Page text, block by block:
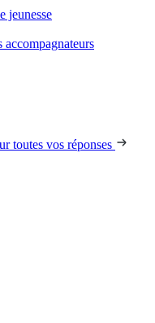
jeunesse
accompagnateurs
toutes vos réponses